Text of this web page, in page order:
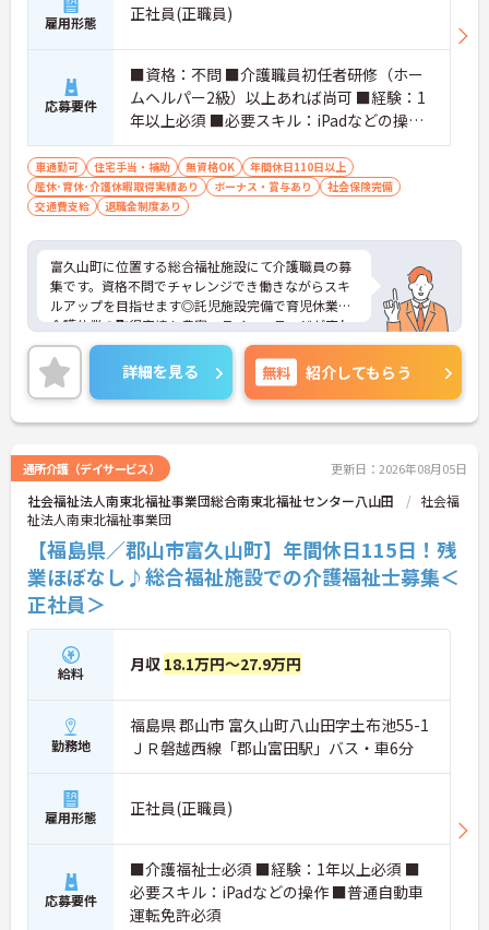
雇用形態 正社員(正職員)
応募要件
■資格：不問 ■介護職員初任者研修（ホー
ムヘルパー2級）以上あれば尚可 ■経験：1
年以上必須 ■必要スキル：iPadなどの操作
■普通自動車運転免許必須
車通勤可 住宅手当・補助 無資格OK
年間休日110日以上
産休･育休･介護休暇取得実績あり
ボーナス・賞与あり
社会保険完備
交通費支給
退職金制度あり
富久山町に位置する総合福祉施設にて介護職員の募
集です。資格不問でチャレンジでき働きながらスキ
ルアップを目指せます◎託児施設完備で育児休業・
介護休業の取得実績も豊富。ライフステージが変わ
っても長く安心して働ける環境が整っています♪無
料駐車場があるのでマイカー通勤の際は心配いりま
せん！ご興味ある方は面接ポイントをお伝えします
ので、お気軽にご連絡ください。
詳細を見る 無料 紹介してもらう
通所介護（デイサービス） 更新日：2026年08月05日
社会福祉法人南東北福祉事業団総合南東北福祉センター八山田
社会福
祉法人南東北福祉事業団
【福島県／郡山市富久山町】年間休日115日！残
業ほぼなし♪総合福祉施設での介護福祉士募集＜
正社員＞
給料 月収 18.1万円～27.9万円
勤務地
福島県 郡山市 富久山町八山田字土布池55-1
ＪＲ磐越西線「郡山富田駅」バス・車6分
雇用形態 正社員(正職員)
応募要件
■介護福祉士必須 ■経験：1年以上必須 ■
必要スキル：iPadなどの操作 ■普通自動車
運転免許必須